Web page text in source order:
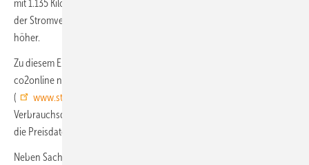
mit 1.135 Kilowattstunden (kWh) bundesweit am geringsten ist, liegt
der Stromverbrauch im Saarland mit 1.440 kWh fast 27 Prozent
höher.
Zu diesem Ergebnis kommt die gemeinnützige Beratungsgesellschaft
co2online nach Auswertung des Stromspiegels
(
www.stromspiegel.de
Verbrauchsdaten echter Haushalte, die co2online erhoben hat, sowie
die Preisdaten des Vergleichsportals Verivox.
Neben Sachsen ist der Stromverbrauch vor allem in den Stadtstaaten